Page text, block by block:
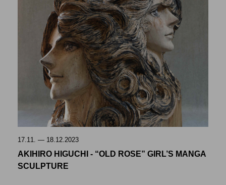
17.11. — 18.12.2023
AKIHIRO HIGUCHI - “OLD ROSE” GIRL’S MANGA
SCULPTURE